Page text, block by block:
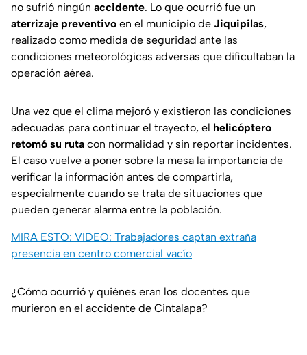
no sufrió ningún accidente. Lo que ocurrió fue un
aterrizaje preventivo en el municipio de Jiquipilas,
realizado como medida de seguridad ante las
condiciones meteorológicas adversas que dificultaban la
operación aérea.
Una vez que el clima mejoró y existieron las condiciones
adecuadas para continuar el trayecto, el helicóptero
retomó su ruta con normalidad y sin reportar incidentes.
El caso vuelve a poner sobre la mesa la importancia de
verificar la información antes de compartirla,
especialmente cuando se trata de situaciones que
pueden generar alarma entre la población.
MIRA ESTO: VIDEO: Trabajadores captan extraña
presencia en centro comercial vacío
¿Cómo ocurrió y quiénes eran los docentes que
murieron en el accidente de Cintalapa?